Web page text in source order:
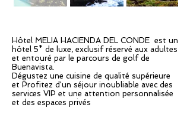
Hôtel MELIA HACIENDA DEL CONDE est un
hôtel 5* de luxe, exclusif réservé aux adultes
et entouré par le parcours de golf de
Buenavista.
Dégustez une cuisine de qualité supérieure
et Profitez d'un séjour inoubliable avec des
services VIP et une attention personnalisée
et des espaces privés